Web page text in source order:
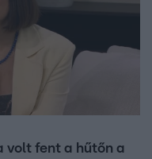
volt fent a hűtőn a